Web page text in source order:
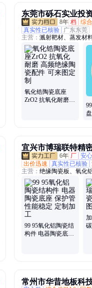
东莞市砾石实业投
8年 档 综
真实性已核验
广东东莞
主营： 溅射靶材、蒸发材
工业陶瓷、99氧化铝陶瓷
陶瓷、陶瓷垫圈、陶瓷零
坩埚、铝型材、铜背板、
坩埚
氧化锆陶瓷底座
ZrO2 抗氧化耐磨
宜兴市博瑞联特精
6年 厂 安
出价迅速
真实性已核验
主营： 绝缘陶瓷板、氧化
异型螺纹陶瓷、真空炉陶
99 95氧化铝陶瓷结
构件 电器陶瓷底座
常州市华昔地板科